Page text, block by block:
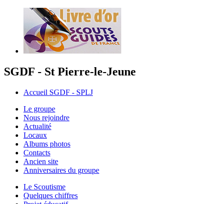
SGDF - St Pierre-le-Jeune
Accueil SGDF - SPLJ
Le groupe
Nous rejoindre
Actualité
Locaux
Albums photos
Contacts
Ancien site
Anniversaires du groupe
Le Scoutisme
Quelques chiffres